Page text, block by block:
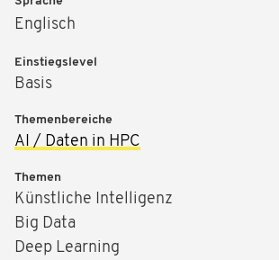
Englisch
Einstiegslevel
Basis
Themenbereiche
AI / Daten in HPC
Themen
Künstliche Intelligenz
Big Data
Deep Learning